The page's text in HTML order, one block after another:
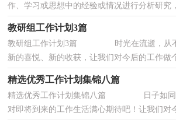
作、学习或思想中的经验或情况进行分析研究
教研组工作计划3篇
教研组工作计划3篇 时光在流逝，从不
新的喜悦、新的收获，让我们对今后的工作做
精选优秀工作计划集锦八篇
精选优秀工作计划集锦八篇 日子如同白
对即将到来的工作生活满心期待吧！让我们对